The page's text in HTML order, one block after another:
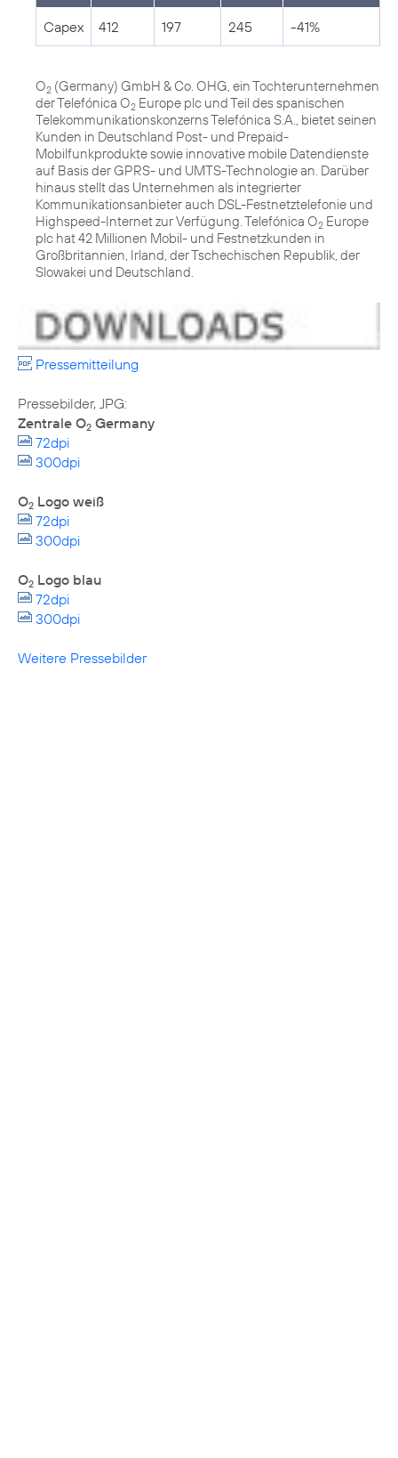
Capex 412 197 245 -41%
O2 (Germany) GmbH & Co. OHG, ein Tochterunternehmen
der Telefónica O2 Europe plc und Teil des spanischen
Telekommunikationskonzerns Telefónica S.A., bietet seinen
Kunden in Deutschland Post- und Prepaid-
Mobilfunkprodukte sowie innovative mobile Datendienste
auf Basis der GPRS- und UMTS-Technologie an. Darüber
hinaus stellt das Unternehmen als integrierter
Kommunikationsanbieter auch DSL-Festnetztelefonie und
Highspeed-Internet zur Verfügung. Telefónica O2 Europe
plc hat 42 Millionen Mobil- und Festnetzkunden in
Großbritannien, Irland, der Tschechischen Republik, der
Slowakei und Deutschland.
Pressemitteilung
Zentrale O2 Germany
72dpi
300dpi
O2 Logo weiß
72dpi
300dpi
O2 Logo blau
72dpi
300dpi
Weitere Pressebilder